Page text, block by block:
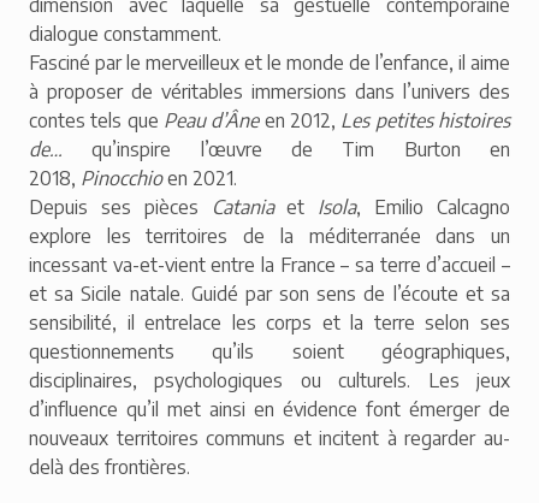
dimension avec laquelle sa gestuelle contemporaine
dialogue constamment.
Fasciné par le merveilleux et le monde de l’enfance, il aime
à proposer de véritables immersions dans l’univers des
contes tels que Peau d’Âneen 2012, Les petites histoires
de… qu’inspire l’œuvre de Tim Burton en
2018, Pinocchioen 2021.
Depuis ses pièces
Cataniaet Isola, Emilio Calcagno
explore les territoires de la méditerranée dans un
incessant va-et-vient entre la France – sa terre d’accueil –
et sa Sicile natale. Guidé par son sens de l’écoute et sa
sensibilité, il entrelace les corps et la terre selon ses
questionnements qu’ils soient géographiques,
disciplinaires, psychologiques ou culturels. Les jeux
d’influence qu’il met ainsi en évidence font émerger de
nouveaux territoires communs et incitent à regarder au-
delà des frontières.